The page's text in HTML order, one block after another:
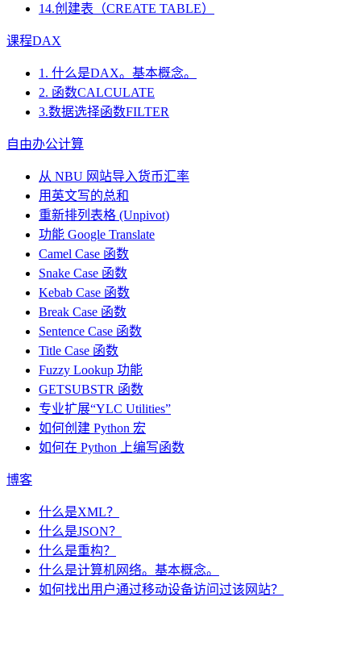
14.创建表（CREATE TABLE）
课程DAX
1. 什么是DAX。基本概念。
2. 函数CALCULATE
3.数据选择函数FILTER
自由办公计算
从 NBU 网站导入货币汇率
用英文写的总和
重新排列表格 (Unpivot)
功能 Google Translate
Camel Case 函数
Snake Case 函数
Kebab Case 函数
Break Case 函数
Sentence Case 函数
Title Case 函数
Fuzzy Lookup 功能
GETSUBSTR 函数
专业扩展“YLC Utilities”
如何创建 Python 宏
如何在 Python 上编写函数
博客
什么是XML？
什么是JSON？
什么是重构？
什么是计算机网络。基本概念。
如何找出用户通过移动设备访问过该网站？